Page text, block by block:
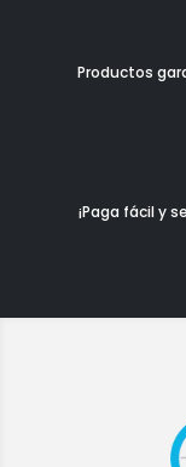
Productos
¡Paga fácil y